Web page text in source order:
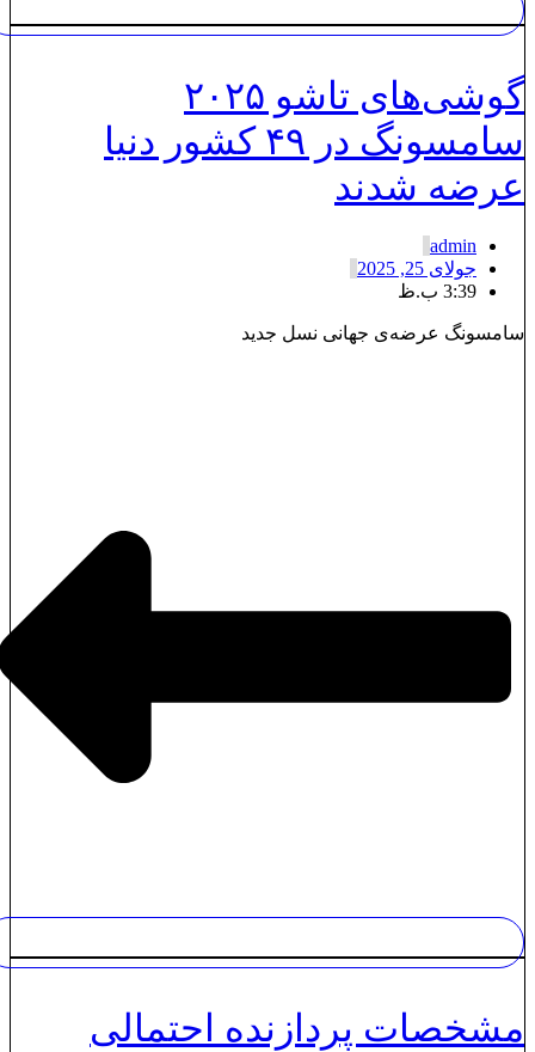
گوشی‌های تاشو ۲۰۲۵
سامسونگ در ۴۹ کشور دنیا
شدند
admin
جولای 25, 2025
3:39 ب.ظ
عرضه‌ی جهانی نسل جدید
پردازنده احتمالی